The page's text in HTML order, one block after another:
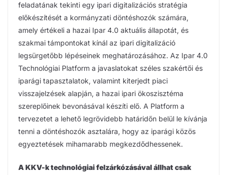
feladatának tekinti egy ipari digitalizációs stratégia
előkészítését a kormányzati döntéshozók számára,
amely értékeli a hazai Ipar 4.0 aktuális állapotát, és
szakmai támpontokat kínál az ipari digitalizáció
legsürgetőbb lépéseinek meghatározásához. Az Ipar 4.0
Technológiai Platform a javaslatokat széles szakértői és
iparági tapasztalatok, valamint kiterjedt piaci
visszajelzések alapján, a hazai ipari ökoszisztéma
szereplőinek bevonásával készíti elő. A Platform a
tervezetet a lehető legrövidebb határidőn belül le kívánja
tenni a döntéshozók asztalára, hogy az iparági közös
egyeztetések mihamarabb megkezdődhessenek.
A KKV-k technológiai felzárkózásával állhat csak